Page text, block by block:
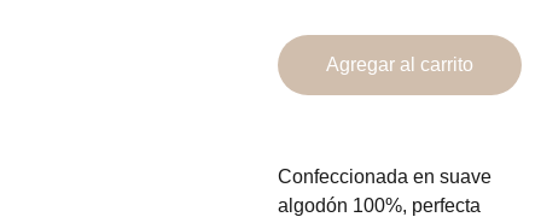
Agregar al carrito
Confeccionada en suave
algodón 100%, perfecta